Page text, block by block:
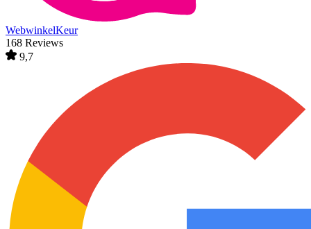
WebwinkelKeur
168 Reviews
9,7